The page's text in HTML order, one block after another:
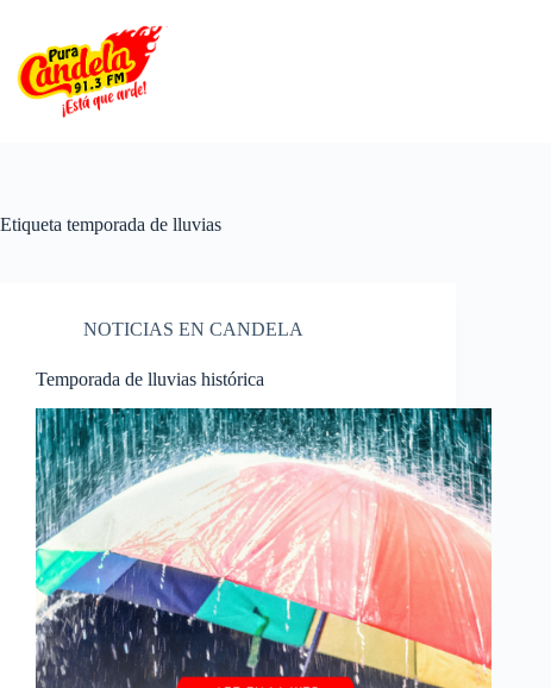
contenido
Etiqueta temporada de lluvias
NOTICIAS EN CANDELA
Temporada de lluvias histórica